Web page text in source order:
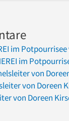
im
im
von
von Doreen
von Doreen